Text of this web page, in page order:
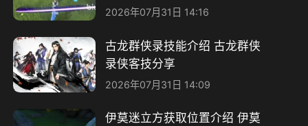
2026年07月31日 14:16
古龙群侠录技能介绍 古龙群侠
录侠客技分享
2026年07月31日 14:09
伊莫迷立方获取位置介绍 伊莫